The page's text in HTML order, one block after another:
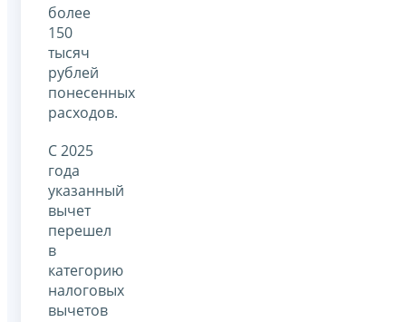
более
150
тысяч
рублей
понесенных
расходов.
С 2025
года
указанный
вычет
перешел
в
категорию
налоговых
вычетов